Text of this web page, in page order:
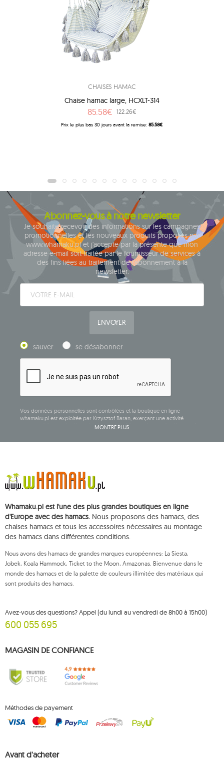
CHAISES HAMAC
Chaise hamac large, HCXLT-314
85.58€ 122.26€
Prix ​​le plus bas 30 jours avant la remise:85.58€
Abonnez-vous à notre newsletter
Je souhaite recevoir des informations sur les campagnes
promotionnelles et les nouveaux produits proposés par
www.whamaku.pl et j'accepte par la présente que mon
adresse e-mail soit traitée par le fournisseur de services à
des fins liées au traitement de l'abonnement à la
newsletter.
ENVOYER
sauver se désabonner
Vos données personnelles sont contrôlées et la boutique en ligne
whamaku.pl est exploitée par Krzysztof Baran, exerçant une activité
commerciale sous la dénomination sociale: Mouton Interactive Krzysztof
conservées jusqu'à votre désinscription.
Vous avez le droit d'accéder, de rectifier, de supprimer, de limiter le
traitement et de vous opposer au traitement de vos données personnelles,
compétente, une réclamation concernant le traitement de ces données et
de retirer, à tout moment, votre consentement au traitement de vos
données personnelles, un tel retrait n'affectant pas la légalité du traitement
effectué antérieurement. Pour exercer l'un des droits susmentionnés,
veuillez contacter le service client de Mouton Interactive par e-mail, ou par
Pour plus d'informations, veuillez visiter: www.mouton.pl/ODO
MONTRE PLUS
Whamaku.pl est l'une des plus grandes boutiques en ligne
d'Europe avec des hamacs. Nous proposons des hamacs, des
chaises hamacs et tous les accessoires nécessaires au montage
des hamacs dans différentes conditions.
Nous avons des hamacs de grandes marques européennes: La Siesta,
Jobek, Koala Hammock, Ticket to the Moon, Amazonas. Bienvenue dans le
monde des hamacs et de la palette de couleurs illimitée des matériaux qui
sont produits des hamacs.
Avez-vous des questions? Appel (du lundi au vendredi de 8h00 à 15h00)
600 055 695
MAGASIN DE CONFIANCE
Méthodes de payement
Avant d'acheter